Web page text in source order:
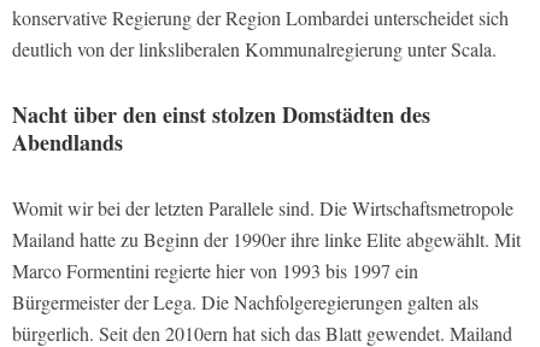
konservative Regierung der Region Lombardei unterscheidet sich
deutlich von der linksliberalen Kommunalregierung unter Scala.
Nacht über den einst stolzen Domstädten des
Abendlands
Womit wir bei der letzten Parallele sind. Die Wirtschaftsmetropole
Mailand hatte zu Beginn der 1990er ihre linke Elite abgewählt. Mit
Marco Formentini regierte hier von 1993 bis 1997 ein
Bürgermeister der Lega. Die Nachfolgeregierungen galten als
bürgerlich. Seit den 2010ern hat sich das Blatt gewendet. Mailand